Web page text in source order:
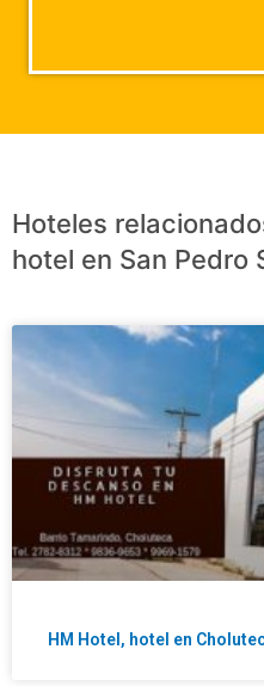
Hoteles
hotel en San Pedro
HM Hotel, hotel en